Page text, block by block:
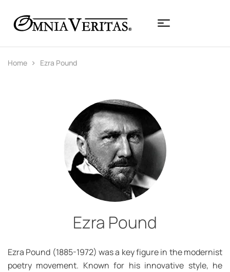
Home Ezra Pound
Ezra Pound
Ezra Pound (1885-1972) was a key figure in the modernist
poetry movement. Known for his innovative style, he